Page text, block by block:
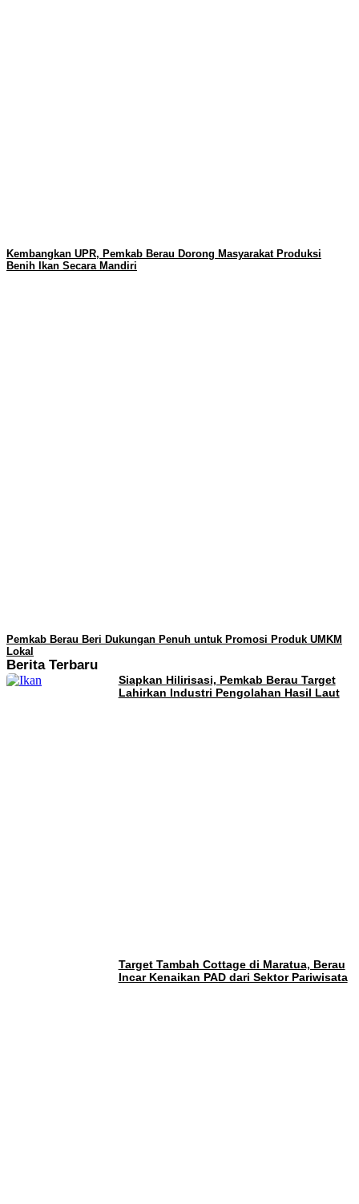
Kembangkan UPR, Pemkab Berau Dorong Masyarakat Produksi
Benih Ikan Secara Mandiri
Pemkab Berau Beri Dukungan Penuh untuk Promosi Produk UMKM
Lokal
Berita Terbaru
Siapkan Hilirisasi, Pemkab Berau Target
Lahirkan Industri Pengolahan Hasil Laut
Target Tambah Cottage di Maratua, Berau
Incar Kenaikan PAD dari Sektor Pariwisata